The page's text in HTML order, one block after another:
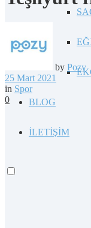
BLOG
İLETİŞİM
by Pozy
25 Mart 2021
in Spor
0